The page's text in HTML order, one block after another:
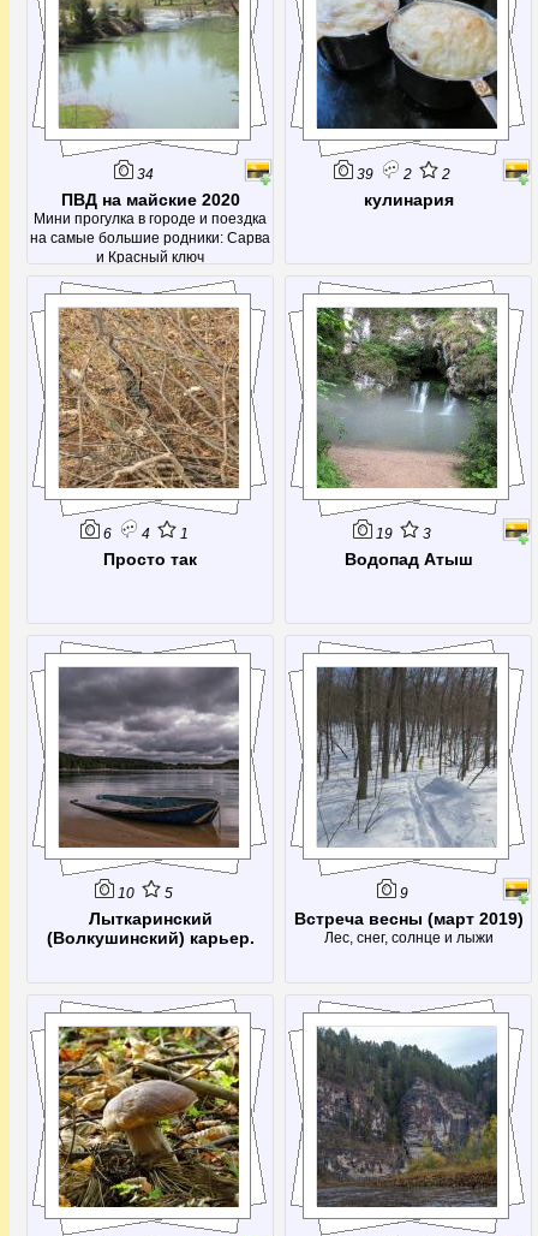
34
ПВД на майские 2020
Мини прогулка в городе и поездка
на самые большие родники: Сарва
и Красный ключ
39 2 2
кулинария
6 4 1
Просто так
19 3
Водопад Атыш
10 5
Лыткаринский
(Волкушинский) карьер.
9
Встреча весны (март 2019)
Лес, снег, солнце и лыжи